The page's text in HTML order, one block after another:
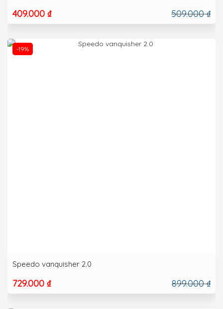
409.000 ₫ 509.000 ₫
-19%
Speedo vanquisher 2.0
729.000 ₫ 899.000 ₫